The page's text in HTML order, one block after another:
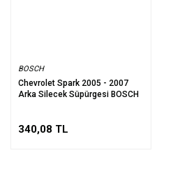
BOSCH
Chevrolet Spark 2005 - 2007
Arka Silecek Süpürgesi BOSCH
340,08 TL